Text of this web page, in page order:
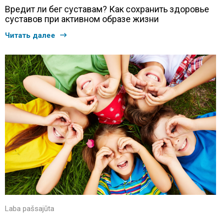
Вредит ли бег суставам? Как сохранить здоровье
суставов при активном образе жизни
Читать далее
Laba pašsajūta